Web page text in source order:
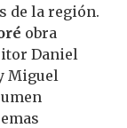
de la región.
obra
Daniel
Miguel